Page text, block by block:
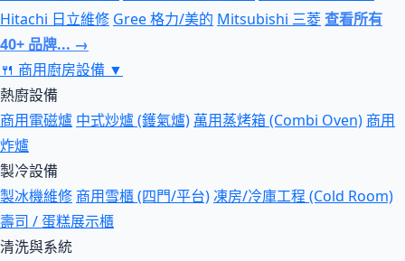
Hitachi 日立維修 Gree 格力/美的 Mitsubishi 三菱查看所有
40+ 品牌... →
🍴 商用廚房設備 ▼
熱廚設備
商用電磁爐 中式炒爐 (鑊氣爐) 萬用蒸烤箱 (Combi Oven) 商用
炸爐
製冷設備
製冰機維修 商用雪櫃 (四門/平台)凍房/冷庫工程 (Cold Room)
壽司 / 蛋糕展示櫃
清洗與系統